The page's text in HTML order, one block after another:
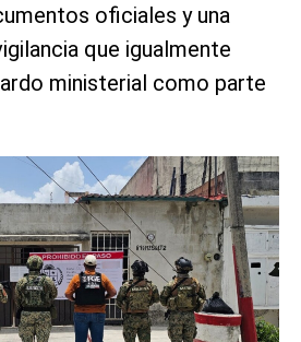
oficiales y una
que igualmente
ministerial como parte